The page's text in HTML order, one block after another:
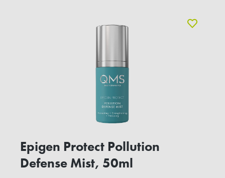
Epigen Protect Pollution
Defense Mist, 50ml